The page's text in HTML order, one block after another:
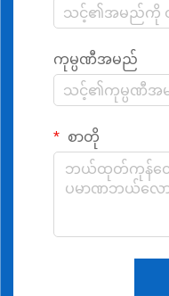
ကုမ္ပဏီအမည်
စာတို